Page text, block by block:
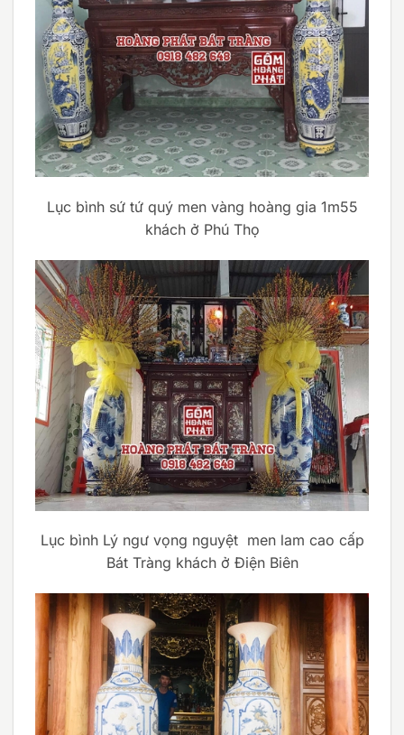
Lục bình sứ tứ quý men vàng hoàng gia 1m55
khách ở Phú Thọ
Lục bình Lý ngư vọng nguyệt men lam cao cấp
Bát Tràng khách ở Điện Biên